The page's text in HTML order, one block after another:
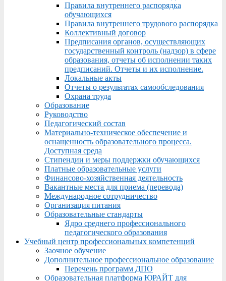
Правила внутреннего распорядка
обучающихся
Правила внутреннего трудового распорядка
Коллективный договор
Предписания органов, осуществляющих
государственный контроль (надзор) в сфере
образования, отчеты об исполнении таких
предписаний. Отчеты и их исполнение.
Локальные акты
Отчеты о результатах самообследования
Охрана труда
Образование
Руководство
Педагогический состав
Материально-техническое обеспечение и
оснащенность образовательного процесса.
Доступная среда
Стипендии и меры поддержки обучающихся
Платные образовательные услуги
Финансово-хозяйственная деятельность
Вакантные места для приема (перевода)
Международное сотрудничество
Организация питания
Образовательные стандарты
Ядро среднего профессионального
педагогического образования
Учебный центр профессиональных компетенций
Заочное обучение
Дополнительное профессиональное образование
Перечень программ ДПО
Образовательная платформа ЮРАЙТ для